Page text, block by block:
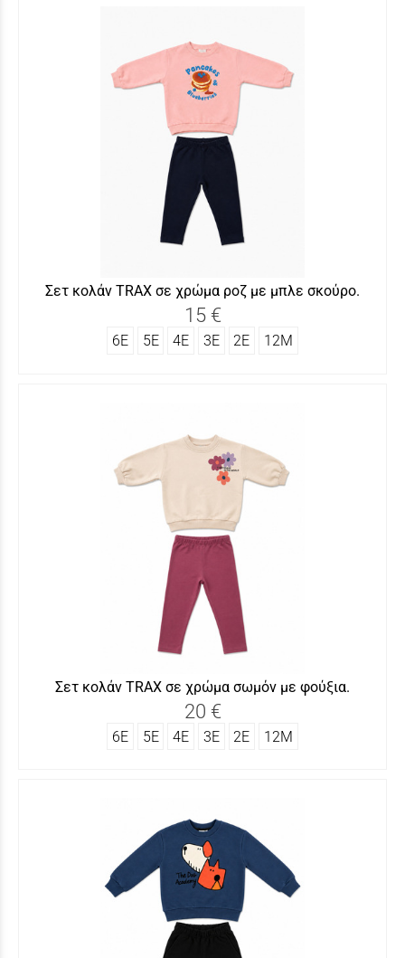
Σετ κολάν TRAX σε χρώμα ροζ με μπλε σκούρο.
15 €
6Ε 5Ε 4Ε 3Ε 2Ε 12Μ
Σετ κολάν TRAX σε χρώμα σωμόν με φούξια.
20 €
6Ε 5Ε 4Ε 3Ε 2Ε 12Μ